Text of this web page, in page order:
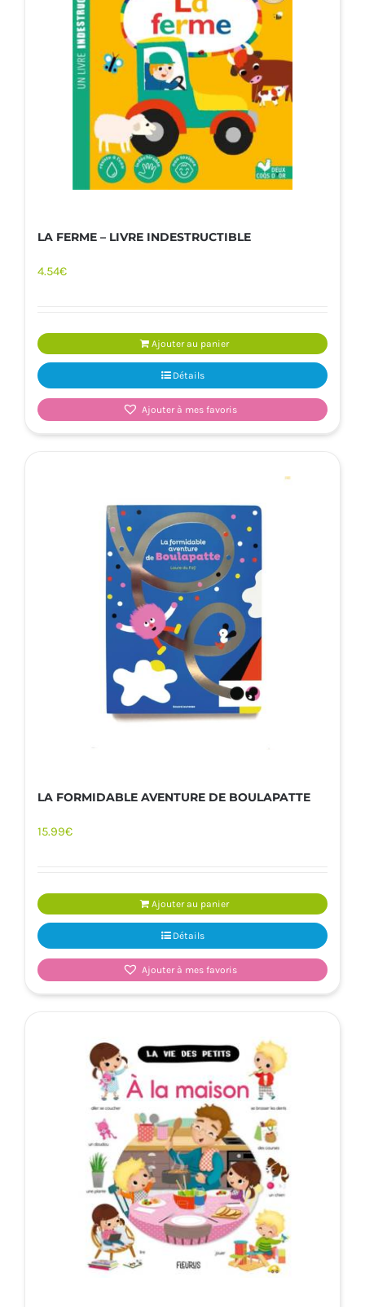
LA FERME – LIVRE INDESTRUCTIBLE
4.54€
Ajouter au panier
Détails
Ajouter à mes favoris
LA FORMIDABLE AVENTURE DE BOULAPATTE
15.99€
Ajouter au panier
Détails
Ajouter à mes favoris